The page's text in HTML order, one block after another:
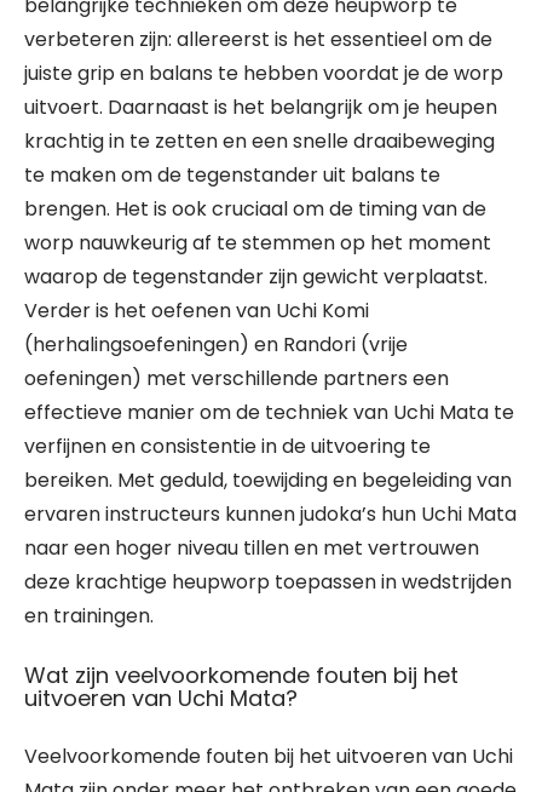
verbeteren zijn: allereerst is het essentieel om de
juiste grip en balans te hebben voordat je de worp
uitvoert. Daarnaast is het belangrijk om je heupen
krachtig in te zetten en een snelle draaibeweging
te maken om de tegenstander uit balans te
brengen. Het is ook cruciaal om de timing van de
worp nauwkeurig af te stemmen op het moment
waarop de tegenstander zijn gewicht verplaatst.
Verder is het oefenen van Uchi Komi
(herhalingsoefeningen) en Randori (vrije
oefeningen) met verschillende partners een
effectieve manier om de techniek van Uchi Mata te
verfijnen en consistentie in de uitvoering te
bereiken. Met geduld, toewijding en begeleiding van
ervaren instructeurs kunnen judoka’s hun Uchi Mata
naar een hoger niveau tillen en met vertrouwen
deze krachtige heupworp toepassen in wedstrijden
en trainingen.
Wat zijn veelvoorkomende fouten bij het
uitvoeren van Uchi Mata?
Veelvoorkomende fouten bij het uitvoeren van Uchi